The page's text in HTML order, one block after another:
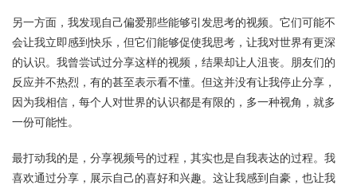
另一方面，我发现自己偏爱那些能够引发思考的视频。它们可能不
会让我立即感到快乐，但它们能够促使我思考，让我对世界有更深
的认识。我曾尝试过分享这样的视频，结果却让人沮丧。朋友们的
反应并不热烈，有的甚至表示看不懂。但这并没有让我停止分享，
因为我相信，每个人对世界的认识都是有限的，多一种视角，就多
一份可能性。
最打动我的是，分享视频号的过程，其实也是自我表达的过程。我
喜欢通过分享，展示自己的喜好和兴趣。这让我感到自豪，也让我